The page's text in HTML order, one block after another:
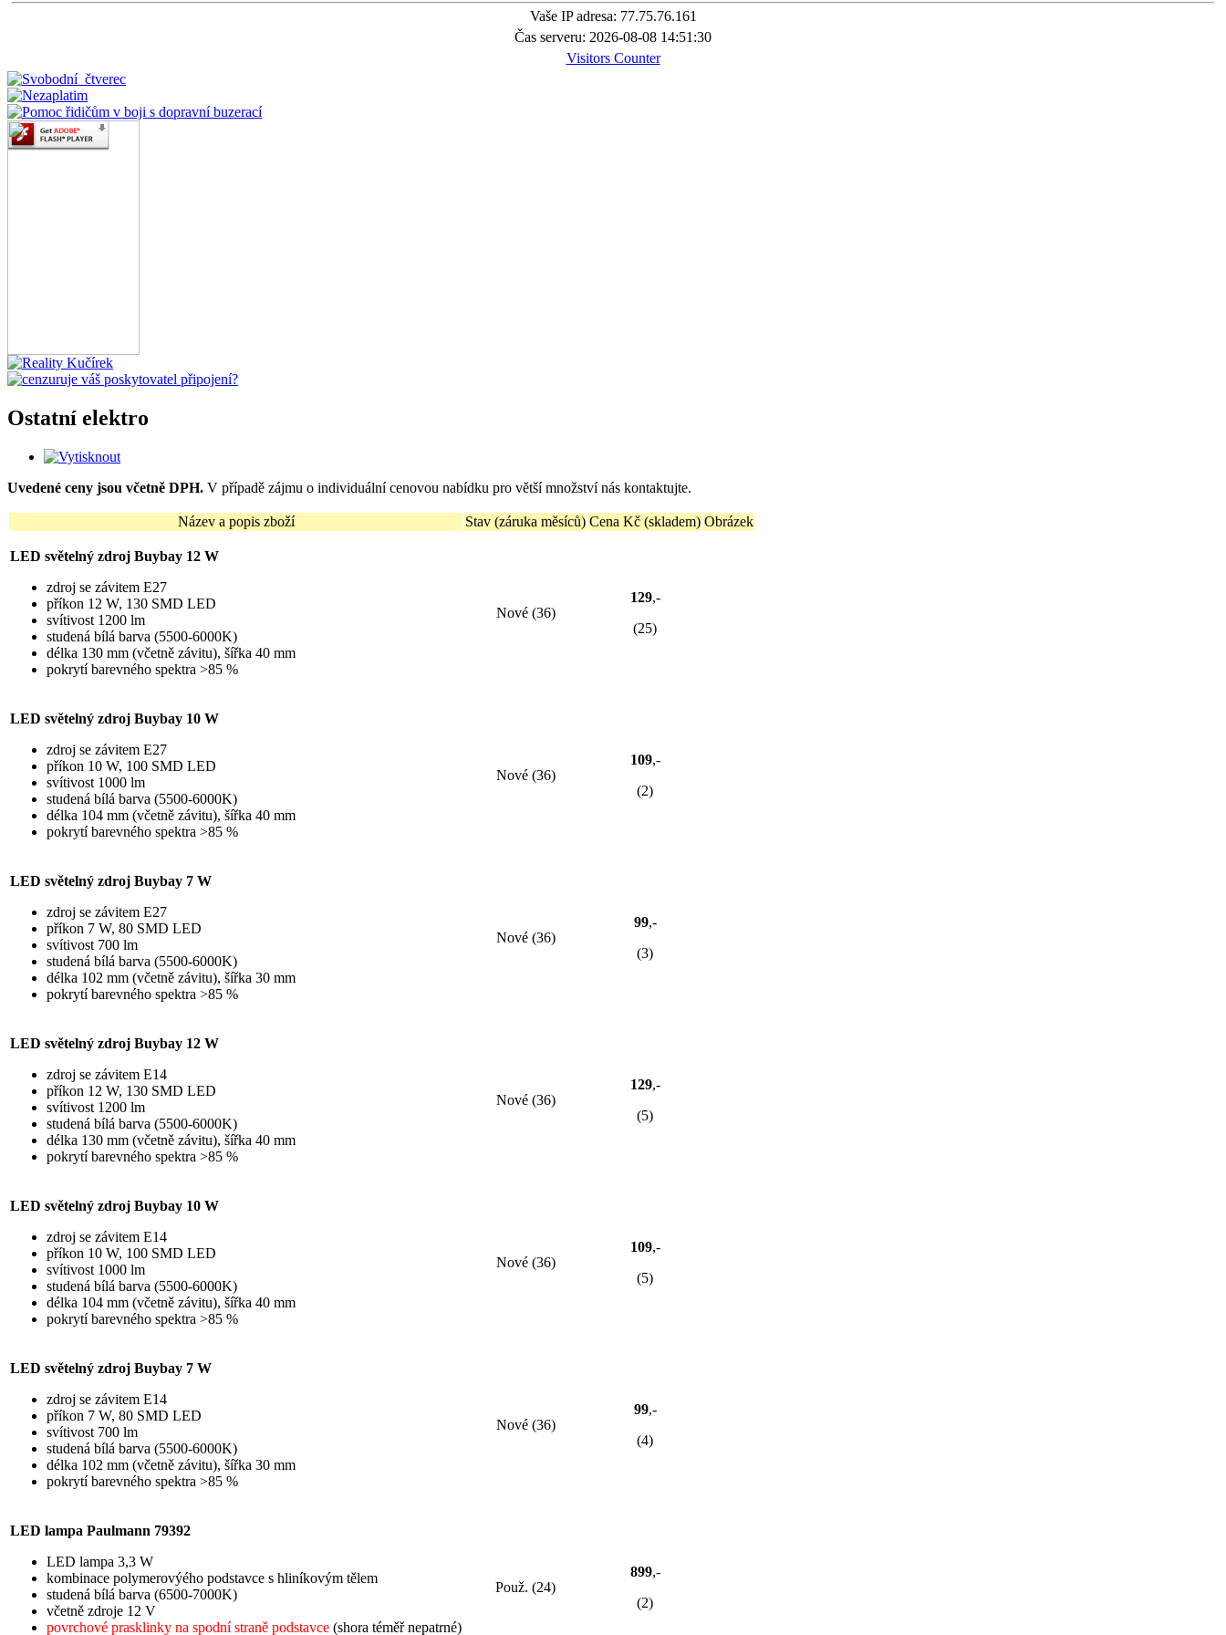
Vaše IP adresa: 77.75.76.161
Čas serveru: 2026-08-08 14:51:30
Visitors Counter
Ostatní elektro
Uvedené ceny jsou včetně DPH. V případě zájmu o individuální cenovou nabídku pro větší množství nás kontaktujte.
Název a popis zboží Stav (záruka měsíců) Cena Kč (skladem) Obrázek
LED světelný zdroj Buybay 12 W
zdroj se závitem E27
příkon 12 W, 130 SMD LED
svítivost 1200 lm
studená bílá barva (5500-6000K)
délka 130 mm (včetně závitu), šířka 40 mm
pokrytí barevného spektra >85 %
Nové (36)
129,-
(25)
LED světelný zdroj Buybay 10 W
zdroj se závitem E27
příkon 10 W, 100 SMD LED
svítivost 1000 lm
studená bílá barva (5500-6000K)
délka 104 mm (včetně závitu), šířka 40 mm
pokrytí barevného spektra >85 %
Nové (36)
109,-
(2)
LED světelný zdroj Buybay 7 W
zdroj se závitem E27
příkon 7 W, 80 SMD LED
svítivost 700 lm
studená bílá barva (5500-6000K)
délka 102 mm (včetně závitu), šířka 30 mm
pokrytí barevného spektra >85 %
Nové (36)
99,-
(3)
LED světelný zdroj Buybay 12 W
zdroj se závitem E14
příkon 12 W, 130 SMD LED
svítivost 1200 lm
studená bílá barva (5500-6000K)
délka 130 mm (včetně závitu), šířka 40 mm
pokrytí barevného spektra >85 %
Nové (36)
129,-
(5)
LED světelný zdroj Buybay 10 W
zdroj se závitem E14
příkon 10 W, 100 SMD LED
svítivost 1000 lm
studená bílá barva (5500-6000K)
délka 104 mm (včetně závitu), šířka 40 mm
pokrytí barevného spektra >85 %
Nové (36)
109,-
(5)
LED světelný zdroj Buybay 7 W
zdroj se závitem E14
příkon 7 W, 80 SMD LED
svítivost 700 lm
studená bílá barva (5500-6000K)
délka 102 mm (včetně závitu), šířka 30 mm
pokrytí barevného spektra >85 %
Nové (36)
99,-
(4)
LED lampa Paulmann 79392
LED lampa 3,3 W
kombinace polymerovýého podstavce s hliníkovým tělem
studená bílá barva (6500-7000K)
včetně zdroje 12 V
povrchové prasklinky na spodní straně podstavce (shora téměř nepatrné)
Použ. (24)
899,-
(2)